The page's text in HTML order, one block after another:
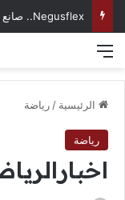
Negusflex.. صانع المحتوى الذي حوّل الكوميديا إلى لغة عالمية
الرئيسية / رياضة
رياضة